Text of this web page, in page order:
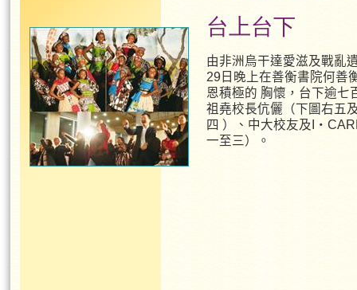
台上台下
由非洲烏干達愛滋及戰亂
29日晚上在善衡書院何善
恩積極的 胸懷，台下逾七
祖堯校長伉儷（下圖右五
四 ）、中大校友及
一至三）。